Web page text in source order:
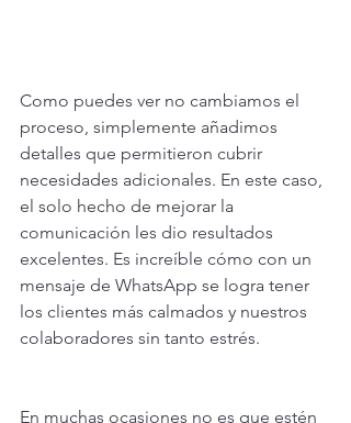
Como puedes ver no cambiamos el
proceso, simplemente añadimos
detalles que permitieron cubrir
necesidades adicionales. En este caso,
el solo hecho de mejorar la
comunicación les dio resultados
excelentes. Es increíble cómo con un
mensaje de WhatsApp se logra tener
los clientes más calmados y nuestros
colaboradores sin tanto estrés.
En muchas ocasiones no es que estén